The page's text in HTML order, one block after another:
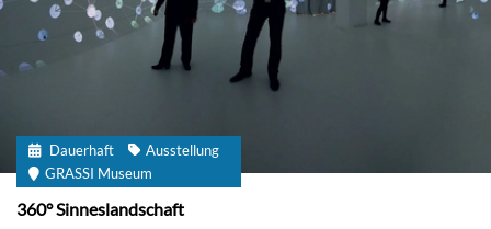
Dauerhaft
Ausstellung
GRASSI Museum
360° Sinneslandschaft